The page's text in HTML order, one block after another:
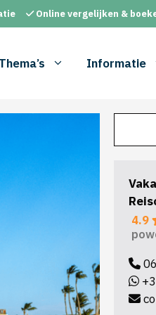
Online vergelijken &
Thema’s Informatie
4.9